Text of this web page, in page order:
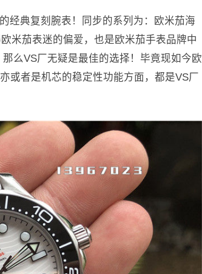
经典复刻腕表！同步的系列为：欧米茄海
米茄表迷的偏爱，也是欧米茄手表品牌中
么VS厂无疑是最佳的选择！毕竟现如今欧
或者是机芯的稳定性功能方面，都是VS厂